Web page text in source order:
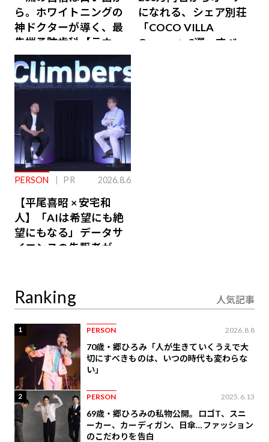
ら。ホワイトニングの
神ドクターが導く、最
先端予防歯科【ラウン
ジ会員特典あり】
になれる、シェア別荘
「COCO VILLA
Owners」3選。すべて
PERSON PR 2026.8.6
【平尾喜昭 × 安宅和
人】「AIは希望にも絶
望にもなる」データサ
イエンスの先駆者が語
Ranking 人気記事
1 PERSON 2026.8.8
70歳・郷ひろみ「人が生きていくうえで大
切にすべきものは、いつの時代も変わらな
い」
2 PERSON 2025.6.13
69歳・郷ひろみの私物公開。ロゴT、スニ
ーカー、カーディガン、日傘…ファッション
のこだわりを告白